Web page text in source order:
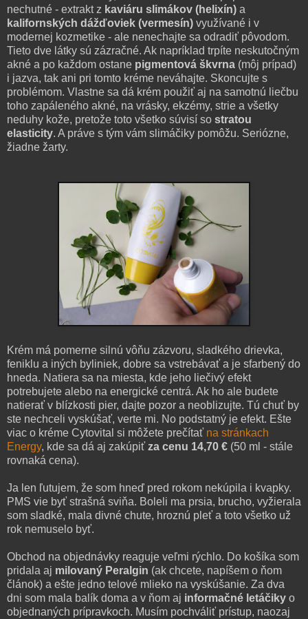
nechutné - extrakt z kaviáru slimákov (helixín) a
kalifornských dážďoviek (vermesín) využívané i v
modernej kozmetike - ale nenechajte sa odradiť pôvodom.
Tieto dve látky sú zázračné. Ak napríklad trpíte neskutočným
akné a po každom ostane pigmentová škvrna (môj prípad)
i jazva, tak ani pri tomto kréme neváhajte. Skoncujte s
problémom. Vlastne sa dá krém použiť aj na samotnú liečbu
toho zapáleného akné, na vrásky, ekzémy, strie a všetky
neduhy kože, pretože toto všetko súvisí so stratou
elasticity. A práve s tým vám slimáčiky pomôžu. Seriózne,
žiadne žarty.
Krém má pomerne silnú vôňu zázvoru, sladkého drievka,
feniklu a iných byliniek, dobre sa vstrebávať a je sfarbený do
hneda. Natiera sa na miesta, kde jeho liečivý efekt
potrebujete alebo na energické centrá. Ak ho ale budete
natierať v blízkosti pier, dajte pozor a neoblizujte. Tú chuť by
ste nechceli vyskúšať, verte mi. No podstatný je efekt. Ešte
viac o kréme Cytovital si môžete prečítať na stránkach
Energy, kde sa dá aj zakúpiť za cenu 14,70 € (50 ml - stále
rovnaká cena).
Ja len ľutujem, že som hneď pred rokom nekúpila i kvapky.
PMS vie byť strašná sviňa. Boleli ma prsia, brucho, vyžierala
som sladké, mala divné chute, hroznú pleť a toto všetko už
rok nemuselo byť.
Obchod na objednávky reaguje veľmi rýchlo. Do košíka som
pridala aj milovaný Peralgin (ak chcete, napíšem o ňom
článok) a ešte jedno telové mlieko na vyskúšanie. Za dva
dni som mala balík doma a v ňom aj informačné letáčiky o
objednaných prípravkoch. Musím pochváliť prístup, naozaj